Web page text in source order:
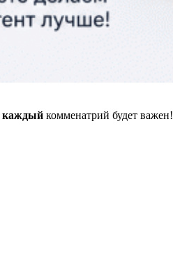
каждый комменатрий будет важен!